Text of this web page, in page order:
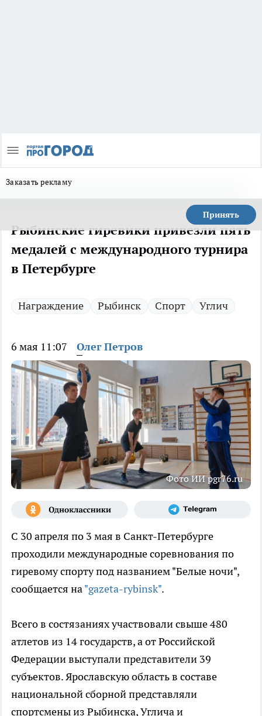
Заказать рекламу
Принять
Рыбинские гиревики привезли пять
медалей с международного турнира
в Петербурге
Награждение Рыбинск Спорт Углич
6 мая 11:07 Олег Петров
Фото ИИ pgr76.ru
С 30 апреля по 3 мая в Санкт-Петербурге
проходили международные соревнования по
гиревому спорту под названием "Белые ночи",
сообщается на"gazeta-rybinsk".
Всего в состязаниях участвовали свыше 480
атлетов из 14 государств, а от Российской
Федерации выступали представители 39
субъектов. Ярославскую область в составе
национальной сборной представляли
спортсмены из Рыбинска, Углича и